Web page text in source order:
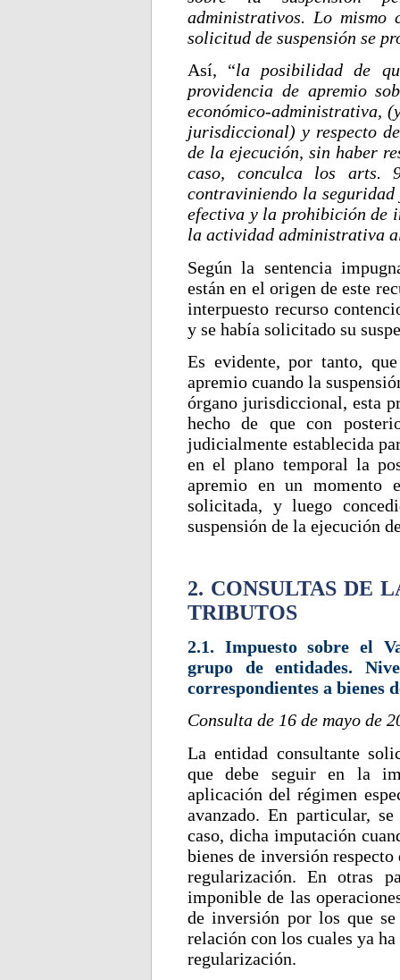
administrativos. Lo mismo
solicitud de suspensión se
Así, “la posibilidad de
providencia de apremio
económico-administrativa,
jurisdiccional) y respecto
de la ejecución, sin haber
caso, conculca los arts.
contraviniendo la
efectiva y la prohibición de
la actividad administrativa
Según la sentencia
están en el origen de este
interpuesto recurso
y se había solicitado su
Es evidente, por tanto,
apremio cuando la
órgano jurisdiccional, esta
hecho de que con
judicialmente establecida
en el plano temporal la
apremio en un momento
solicitada, y luego
suspensión de la ejecución
2. CONSULTAS DE
TRIBUTOS
2.1. Impuesto sobre el
grupo de entidades.
correspondientes a bienes
Consulta de 16 de mayo de
La entidad consultante
que debe seguir en la
aplicación del régimen
avanzado. En particular,
caso, dicha imputación
bienes de inversión
regularización. En otras
imponible de las
de inversión por los que
relación con los cuales ya
regularización.